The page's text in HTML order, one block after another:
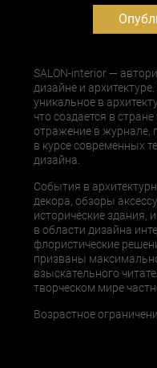
SALON-interior —
дизайне и
уникальное в
что создается в
отражение в журнале,
в курсе современных
дизайна.
События в
декора, обзоры
исторические
в области дизайна
флористические
призваны
взыскательного
творческом мире
Возрастное